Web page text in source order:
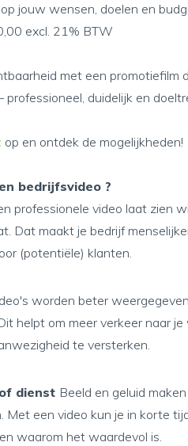
jouw wensen, doelen en
excl. 21% BTW
met een promotiefilm
duidelijk en
op en ontdek de mogelijkheden!
bedrijfsvideo ?
professionele video laat zien
Dat maakt je bedrijf
(potentiële) klanten.
worden beter
helpt om meer verkeer naar
te versterken.
dienst Beeld en geluid
Met een video kun je in korte
waarom het waardevol is.